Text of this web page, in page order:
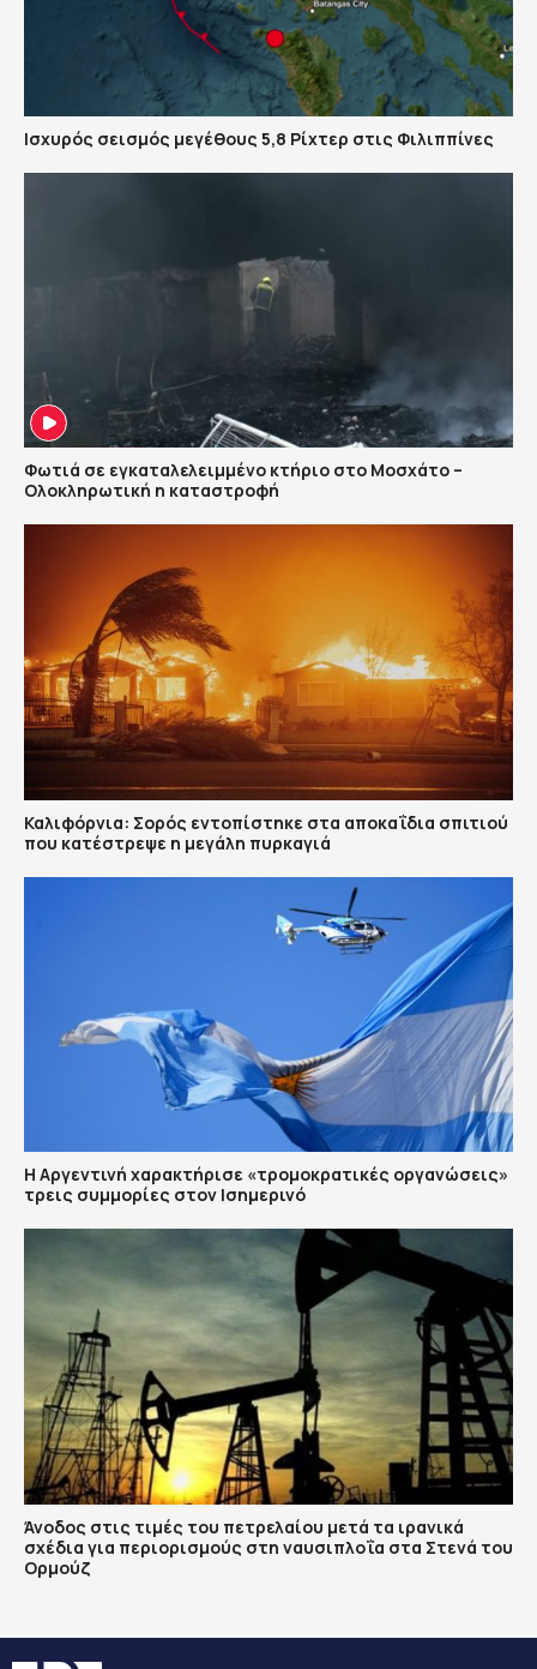
Ισχυρός σεισμός μεγέθους 5,8 Ρίχτερ στις Φιλιππίνες
Φωτιά σε εγκαταλελειμμένο κτήριο στο Μοσχάτο –
Ολοκληρωτική η καταστροφή
Καλιφόρνια: Σορός εντοπίστηκε στα αποκαΐδια σπιτιού
που κατέστρεψε η μεγάλη πυρκαγιά
Η Αργεντινή χαρακτήρισε «τρομοκρατικές οργανώσεις»
τρεις συμμορίες στον Ισημερινό
Άνοδος στις τιμές του πετρελαίου μετά τα ιρανικά
σχέδια για περιορισμούς στη ναυσιπλοΐα στα Στενά του
Ορμούζ